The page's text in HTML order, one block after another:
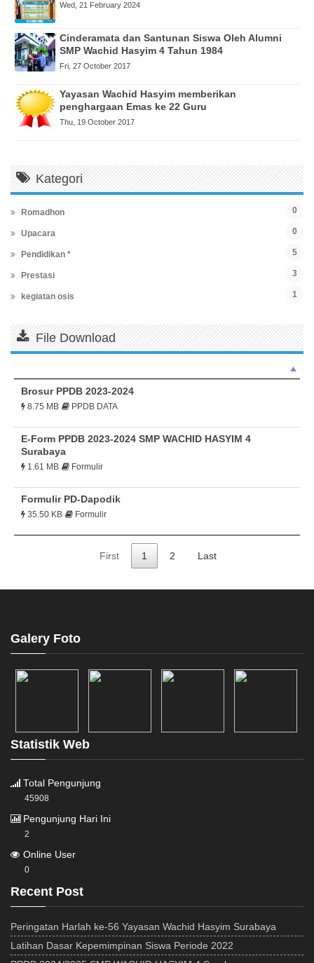
Wed, 21 February 2024
Cinderamata dan Santunan Siswa Oleh Alumni
SMP Wachid Hasyim 4 Tahun 1984
Fri, 27 October 2017
Yayasan Wachid Hasyim memberikan
penghargaan Emas ke 22 Guru
Thu, 19 October 2017
Kategori
Romadhon 0
Upacara 0
Pendidikan * 5
Prestasi 3
kegiatan osis 1
File Download
Brosur PPDB 2023-2024
8.75 MB PPDB DATA
E-Form PPDB 2023-2024 SMP WACHID HASYIM 4
Surabaya
1.61 MB Formulir
Formulir PD-Dapodik
35.50 KB Formulir
First 1 2 Last
Galery Foto
Statistik Web
Total Pengunjung
45908
Pengunjung Hari Ini
2
Online User
0
Recent Post
Peringatan Harlah ke-56 Yayasan Wachid Hasyim Surabaya
Latihan Dasar Kepemimpinan Siswa Periode 2022